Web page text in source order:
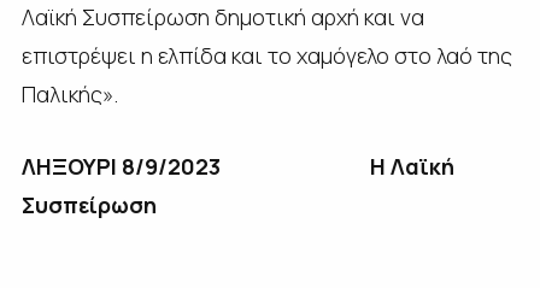
Λαϊκή Συσπείρωση δημοτική αρχή και να
επιστρέψει η ελπίδα και το χαμόγελο στο λαό της
Παλικής».
ΛΗΞΟΥΡΙ 8/9/2023 Η Λαϊκή
Συσπείρωση